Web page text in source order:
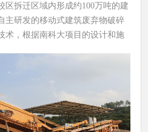
区拆迁区域内形成约100万吨的建
主研发的移动式建筑废弃物破碎
术，根据南科大项目的设计和施
消化建筑废弃物、就地使用绿
个项目拆除建筑废弃物的“零排